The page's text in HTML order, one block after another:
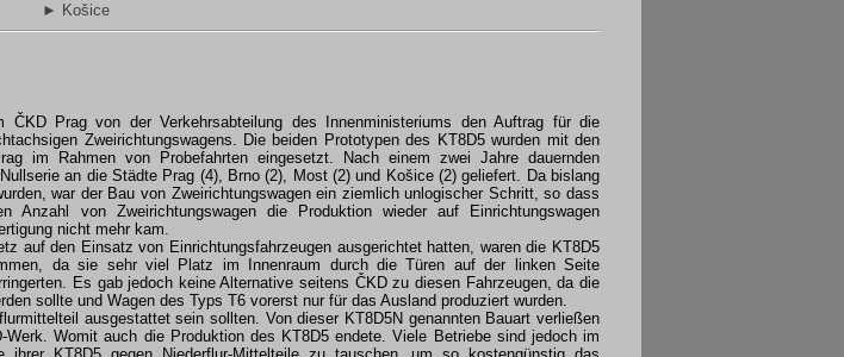
► Košice
Prag von der Verkehrsabteilung des Innenministeriums den Auftrag für die
Zweirichtungswagens. Die beiden Prototypen des KT8D5 wurden mit den
im Rahmen von Probefahrten eingesetzt. Nach einem zwei Jahre dauernden
an die Städte Prag (4), Brno (2), Most (2) und Košice (2) geliefert. Da bislang
war der Bau von Zweirichtungswagen ein ziemlich unlogischer Schritt, so dass
Anzahl von Zweirichtungswagen die Produktion wieder auf Einrichtungswagen
nicht mehr kam.
auf den Einsatz von Einrichtungsfahrzeugen ausgerichtet hatten, waren die KT8D5
da sie sehr viel Platz im Innenraum durch die Türen auf der linken Seite
Es gab jedoch keine Alternative seitens ČKD zu diesen Fahrzeugen, da die
sollte und Wagen des Typs T6 vorerst nur für das Ausland produziert wurden.
ausgestattet sein sollten. Von dieser KT8D5N genannten Bauart verließen
Womit auch die Produktion des KT8D5 endete. Viele Betriebe sind jedoch im